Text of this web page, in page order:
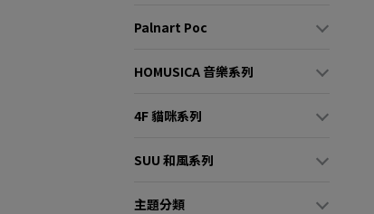
Palnart Poc
HOMUSICA 音樂系列
4F 貓咪系列
SUU 和風系列
主題分類